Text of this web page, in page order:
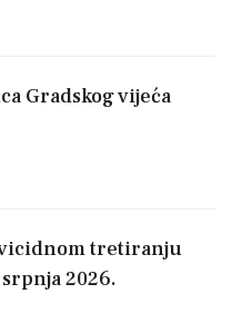
Gradskog vijeća
tretiranju
2026.